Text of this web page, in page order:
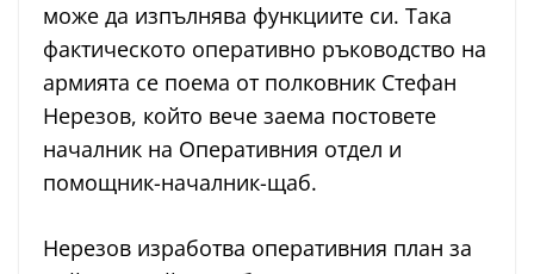
може да изпълнява функциите си. Така
фактическото оперативно ръководство на
армията се поема от полковник Стефан
Нерезов, който вече заема постовете
началник на Оперативния отдел и
помощник-началник-щаб.
Нерезов изработва оперативния план за